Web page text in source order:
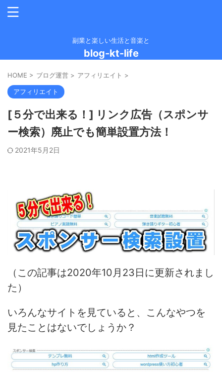
副業と楽しい生活と音楽と
blog-kt-life
HOME > ブログ運営 > アフィリエイト >
アフィリエイト
[５分で出来る！] リンク広告（スポンサ
ー検索）廃止でも簡単設置方法！
2021年5月2日
（この記事は2020年10月23日に更新されまし
た）
いろんなサイトを見ていると、こんなやつを
見たことはないでしょうか？